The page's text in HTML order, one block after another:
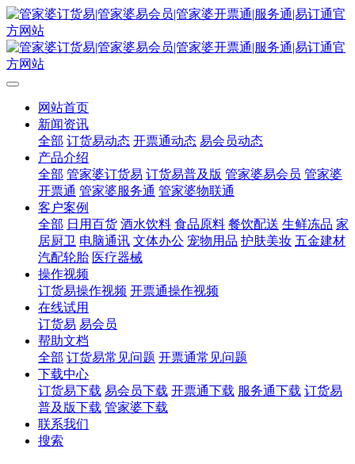
网站首页
新闻资讯
全部 订货易动态 开票通动态 易会员动态
产品介绍
全部 管家婆订货易 订货易普及版 管家婆易会员 管家婆
开票通 管家婆服务通 管家婆物联通
客户案例
全部 日用百货 酒水饮料 食品原料 餐饮配送 生鲜冻品 家
居厨卫 电脑通讯 文体办公 宠物用品 护肤美妆 五金建材
汽配轮胎 医疗器械
操作视频
订货易操作视频 开票通操作视频
在线试用
订货易 易会员
帮助文档
全部 订货易常见问题 开票通常见问题
下载中心
订货易下载 易会员下载 开票通下载 服务通下载 订货易
普及版下载 管家婆下载
联系我们
搜索